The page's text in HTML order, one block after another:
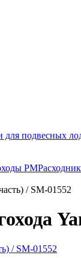
для подвесных
РМ
/ SM-01552